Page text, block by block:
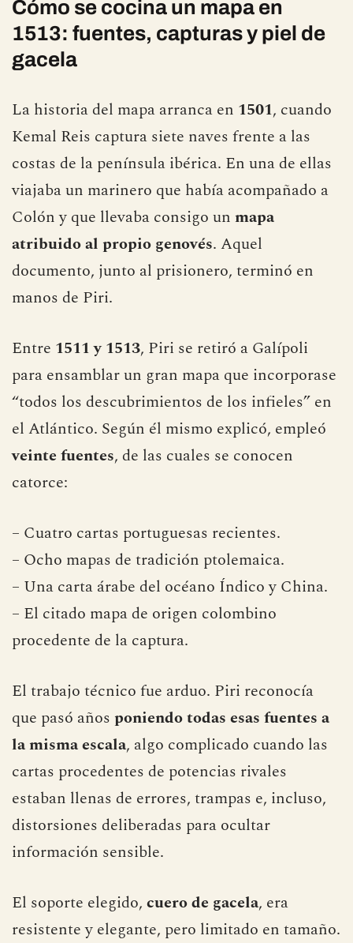
Cómo se cocina un mapa en
1513: fuentes, capturas y piel de
gacela
La historia del mapa arranca en 1501, cuando
Kemal Reis captura siete naves frente a las
costas de la península ibérica. En una de ellas
viajaba un marinero que había acompañado a
Colón y que llevaba consigo un mapa
atribuido al propio genovés. Aquel
documento, junto al prisionero, terminó en
manos de Piri.
Entre 1511 y 1513, Piri se retiró a Galípoli
para ensamblar un gran mapa que incorporase
“todos los descubrimientos de los infieles” en
el Atlántico. Según él mismo explicó, empleó
veinte fuentes, de las cuales se conocen
catorce:
– Cuatro cartas portuguesas recientes.
– Ocho mapas de tradición ptolemaica.
– Una carta árabe del océano Índico y China.
– El citado mapa de origen colombino
procedente de la captura.
El trabajo técnico fue arduo. Piri reconocía
que pasó años poniendo todas esas fuentes a
la misma escala, algo complicado cuando las
cartas procedentes de potencias rivales
estaban llenas de errores, trampas e, incluso,
distorsiones deliberadas para ocultar
información sensible.
El soporte elegido, cuero de gacela, era
resistente y elegante, pero limitado en tamaño.